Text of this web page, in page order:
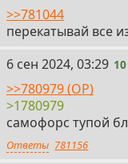
>>781044
перекатывай все
10
6 сен 2024, 03:29 10
>>780979 (OP)
>1780979
самофорс тупой
Ответы 781156